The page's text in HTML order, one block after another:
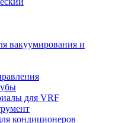
вакуумирования и
для VRF
кондиционеров